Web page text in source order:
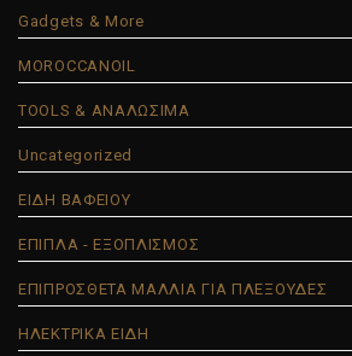
Gadgets & More
MOROCCANOIL
TOOLS & ΑΝΑΛΩΣΙΜΑ
Uncategorized
ΕΙΔΗ ΒΑΦΕΙΟΥ
ΕΠΙΠΛΑ - ΕΞΟΠΛΙΣΜΟΣ
ΕΠΙΠΡΟΣΘΕΤΑ ΜΑΛΛΙΑ ΓΙΑ ΠΛΕΞΟΥΔΕΣ
ΗΛΕΚΤΡΙΚΑ ΕΙΔΗ